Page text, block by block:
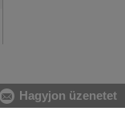
Hagyjon üzenetet